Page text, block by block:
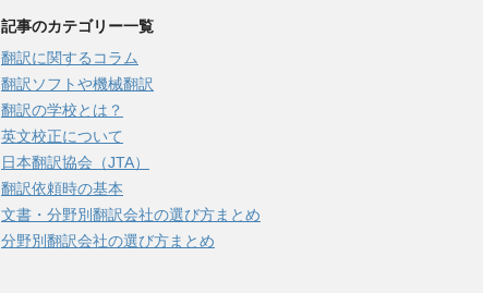
記事のカテゴリー一覧
翻訳に関するコラム
翻訳ソフトや機械翻訳
翻訳の学校とは？
英文校正について
日本翻訳協会（JTA）
翻訳依頼時の基本
文書・分野別翻訳会社の選び方まとめ
分野別翻訳会社の選び方まとめ